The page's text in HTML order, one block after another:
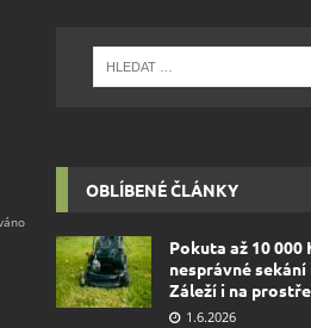
OBLÍBENÉ ČLÁNKY
Pokuta až 10 000
nesprávné
Záleží i na
1.6.2026